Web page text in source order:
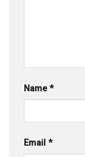
Name*
Email *